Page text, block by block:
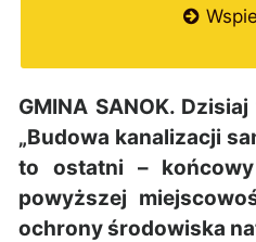
GMINA SANOK.
„Budowa kanalizacji
to ostatni –
powyższej
ochrony środowiska